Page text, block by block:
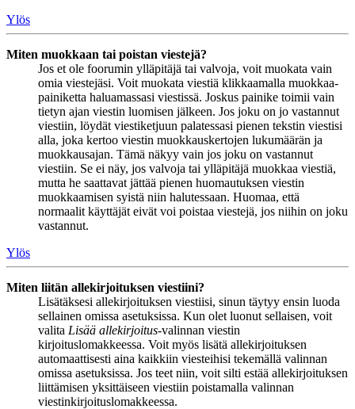
Ylös
Miten muokkaan tai poistan viestejä?
Jos et ole foorumin ylläpitäjä tai valvoja, voit muokata vain
omia viestejäsi. Voit muokata viestiä klikkaamalla muokkaa-
painiketta haluamassasi viestissä. Joskus painike toimii vain
tietyn ajan viestin luomisen jälkeen. Jos joku on jo vastannut
viestiin, löydät viestiketjuun palatessasi pienen tekstin viestisi
alla, joka kertoo viestin muokkauskertojen lukumäärän ja
muokkausajan. Tämä näkyy vain jos joku on vastannut
viestiin. Se ei näy, jos valvoja tai ylläpitäjä muokkaa viestiä,
mutta he saattavat jättää pienen huomautuksen viestin
muokkaamisen syistä niin halutessaan. Huomaa, että
normaalit käyttäjät eivät voi poistaa viestejä, jos niihin on joku
vastannut.
Ylös
Miten liitän allekirjoituksen viestiini?
Lisätäksesi allekirjoituksen viestiisi, sinun täytyy ensin luoda
sellainen omissa asetuksissa. Kun olet luonut sellaisen, voit
valita Lisää allekirjoitus-valinnan viestin
kirjoituslomakkeessa. Voit myös lisätä allekirjoituksen
automaattisesti aina kaikkiin viesteihisi tekemällä valinnan
omissa asetuksissa. Jos teet niin, voit silti estää allekirjoituksen
liittämisen yksittäiseen viestiin poistamalla valinnan
viestinkirjoituslomakkeessa.